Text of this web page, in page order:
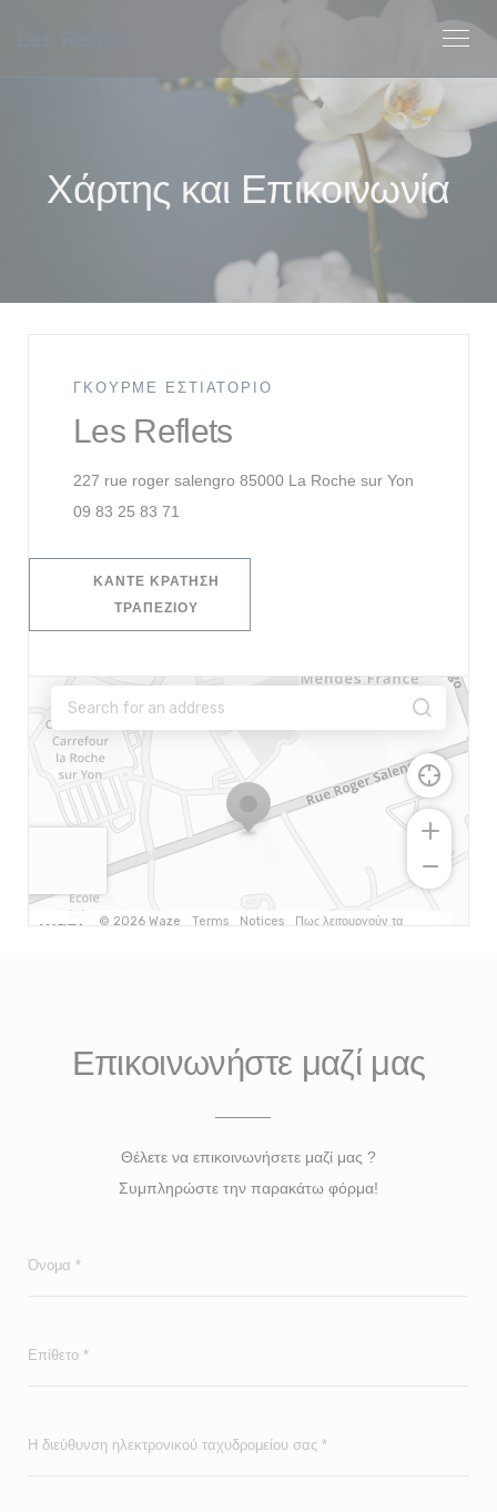
Χάρτης και Επικοινωνία
ΓΚΟΥΡΜΈ ΕΣΤΙΑΤΌΡΙΟ
Les Reflets
227 rue roger salengro 85000 La Roche sur Yon
09 83 25 83 71
ΚΆΝΤΕ ΚΡΆΤΗΣΗ
ΤΡΑΠΕΖΙΟΎ
Επικοινωνήστε μαζί μας
Θέλετε να επικοινωνήσετε μαζί μας ?
Συμπληρώστε την παρακάτω φόρμα!